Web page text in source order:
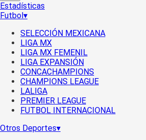
Estadísticas
Futbol▾
SELECCIÓN MEXICANA
LIGA MX
LIGA MX FEMENIL
LIGA EXPANSIÓN
CONCACHAMPIONS
CHAMPIONS LEAGUE
LALIGA
PREMIER LEAGUE
FUTBOL INTERNACIONAL
Otros Deportes▾